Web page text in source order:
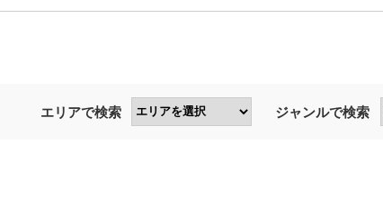
エリアで検索 ジャンルで検索